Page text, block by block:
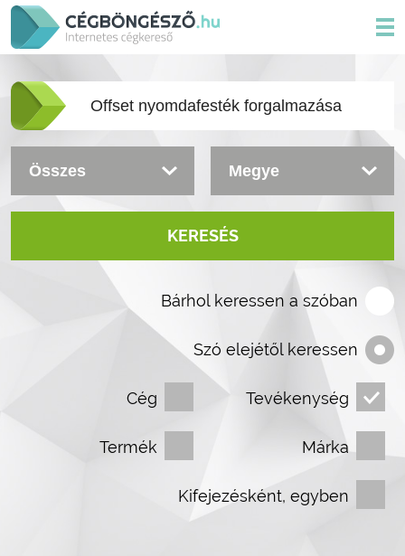
KERESÉS
Bárhol keressen a szóban
Szó elejétől keressen
Cég Tevékenység
Termék Márka
Kifejezésként, egyben